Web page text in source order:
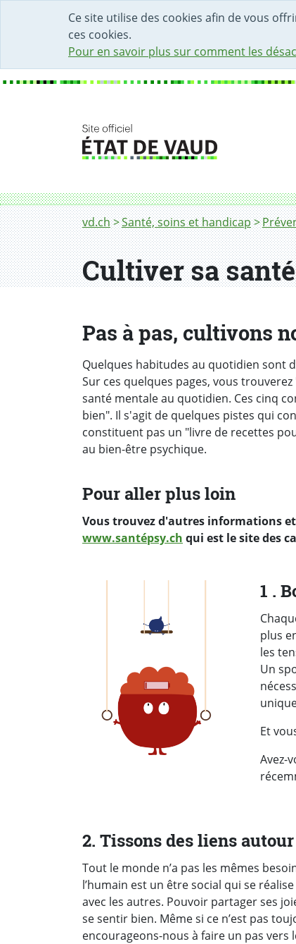
Ce site utilise des cookies afin de vous
ces cookies.
Pour en savoir plus sur comment les
DÉBUT DU CONTENU DE LA PAGE
ACCÈS AU CHAMP DE RECHERCHE
PAGE D'ACCUEIL
FORMULAIRE DE CONTACT
Fil d'Ariane
vd.ch Santé, soins et handicap
Cultiver sa santé mentale
Cultiver sa
Pas à pas, cultivons
Quelques habitudes au quotidien sont
Sur ces quelques pages, vous
santé mentale au quotidien. Ces cinq
bien". Il s'agit de quelques pistes qui
constituent pas un "livre de recettes
au bien-être psychique.
Pour aller plus loin
Vous trouvez d'autres informations
www.santépsy.ch qui est le site des
1 .
plus
les
Un
Et
Avez-
2. Tissons des liens
Tout le monde n’a pas les mêmes
l’humain est un être social qui se
avec les autres. Pouvoir partager ses
se sentir bien. Même si ce n’est pas
encourageons-nous à faire un pas vers